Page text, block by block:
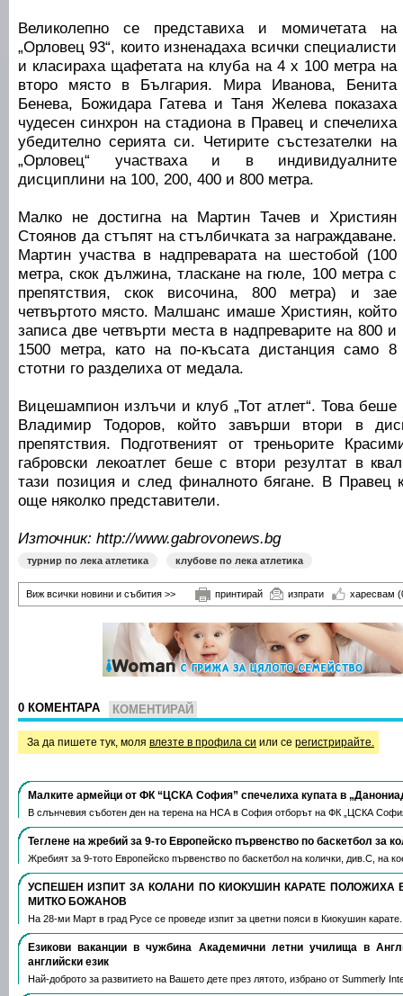
Великолепно се представиха и момичетата на
„Орловец 93“, които изненадаха всички специалисти
и класираха щафетата на клуба на 4 х 100 метра на
второ място в България. Мира Иванова, Бенита
Бенева, Божидара Гатева и Таня Желева показаха
чудесен синхрон на стадиона в Правец и спечелиха
убедително серията си. Четирите състезателки на
„Орловец“ участваха и в индивидуалните
дисциплини на 100, 200, 400 и 800 метра.
Малко не достигна на Мартин Тачев и Християн
Стоянов да стъпят на стълбичката за награждаване.
Мартин участва в надпреварата на шестобой (100
метра, скок дължина, тласкане на гюле, 100 метра с
препятствия, скок височина, 800 метра) и зае
четвъртото място. Малшанс имаше Християн, който
записа две четвърти места в надпреварите на 800 и
1500 метра, като на по-късата дистанция само 8
стотни го разделиха от медала.
Вицешампион излъчи и клуб „Тот атлет“. Това беше
Владимир Тодоров, който завърши втори в
препятствия. Подготвеният от треньорите
габровски лекоатлет беше с втори резултат в
тази позиция и след финалното бягане. В Правец
още няколко представители.
Източник: http://www.gabrovonews.bg
турнир по лека атлетика клубове по лека атлетика
Виж всички новини и събития >> принтирай изпрати харесвам
0 КОМЕНТАРА КОМЕНТИРАЙ
За да пишете тук, моля влезте в профила си или се регистрирайте.
Малките армейци от ФК “ЦСКА София” спечелиха купата в
В слънчевия съботен ден на терена на НСА в София отборът на ФК „ЦСКА
Теглене на жребий за 9-то Европейско първенство по баскетбол за
Жребият за 9-тото Европейско първенство по баскетбол на колички, див.С, на
УСПЕШЕН ИЗПИТ ЗА КОЛАНИ ПО КИОКУШИН КАРАТЕ ПОЛОЖИХА
МИТКО БОЖАНОВ
На 28-ми Март в град Русе се проведе изпит за цветни пояси в Киокушин
Езикови ваканции​ в чужбина Академични летни училища в
английски език
Най-доброто за развитието на Вашето дете през лятото, избрано от Summerly